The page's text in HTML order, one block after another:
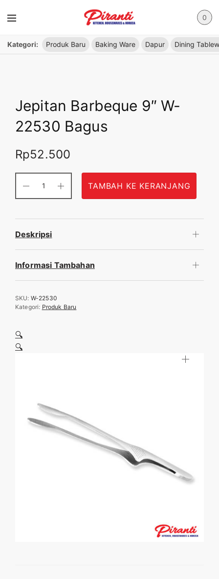
0
Kategori: Produk Baru Baking Ware Dapur Dining
🔍
🔍
Jepitan Barbeque 9″ W-
22530 Bagus
Rp52.500
TAMBAH KE KERANJANG
Deskripsi
Informasi Tambahan
SKU: W-22530
Kategori: Produk Baru